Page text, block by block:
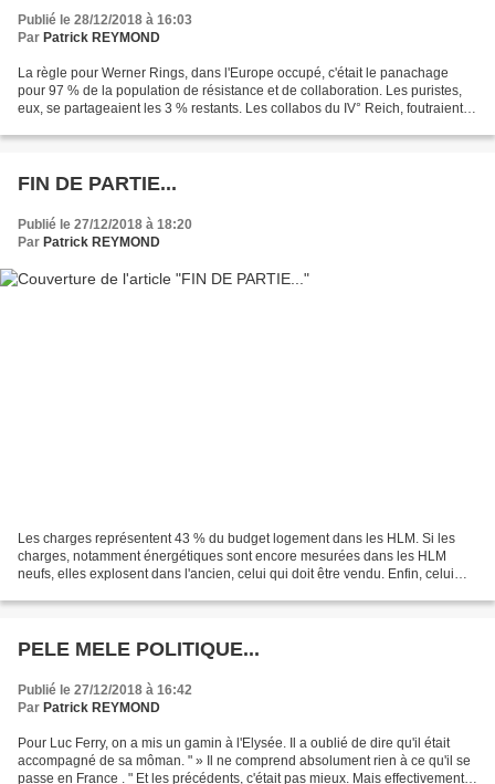
Publié le 28/12/2018 à 16:03
Par Patrick REYMOND
La règle pour Werner Rings, dans l'Europe occupé, c'était le panachage
pour 97 % de la population de résistance et de collaboration. Les puristes,
eux, se partageaient les 3 % restants. Les collabos du IV° Reich, foutraient la
FIN DE PARTIE...
Publié le 27/12/2018 à 18:20
Par Patrick REYMOND
Les charges représentent 43 % du budget logement dans les HLM. Si les
charges, notamment énergétiques sont encore mesurées dans les HLM
neufs, elles explosent dans l'ancien, celui qui doit être vendu. Enfin, celui
PELE MELE POLITIQUE...
Publié le 27/12/2018 à 16:42
Par Patrick REYMOND
Pour Luc Ferry, on a mis un gamin à l'Elysée. Il a oublié de dire qu'il était
accompagné de sa môman. " » Il ne comprend absolument rien à ce qu'il se
passe en France . " Et les précédents, c'était pas mieux. Mais effectivement,